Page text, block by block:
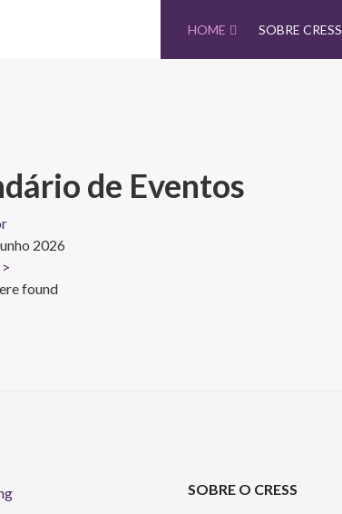
HOME SOBRE CRESS
de Eventos
2026
found
SOBRE O CRESS